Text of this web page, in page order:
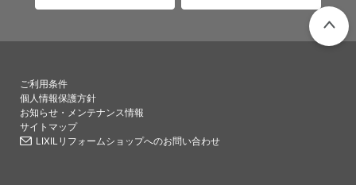
ご利用条件
個人情報保護方針
お知らせ・メンテナンス情報
サイトマップ
LIXILリフォームショップへのお問い合わせ